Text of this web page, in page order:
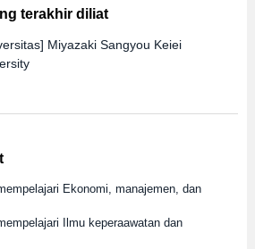
terakhir diliat
Miyazaki Sangyou Keiei
Ekonomi, manajemen, dan
Ilmu keperaawatan dan